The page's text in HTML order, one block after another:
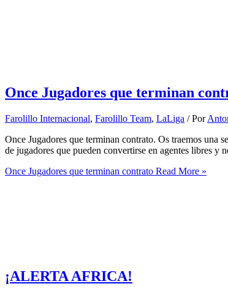
Once Jugadores que terminan
Farolillo Internacional, Farolillo Team, LaLiga / Por
Once Jugadores que terminan contrato. Os traemos una
de jugadores que pueden convertirse en agentes libres
Once Jugadores que terminan contrato Read More »
¡ALERTA AFRICA!